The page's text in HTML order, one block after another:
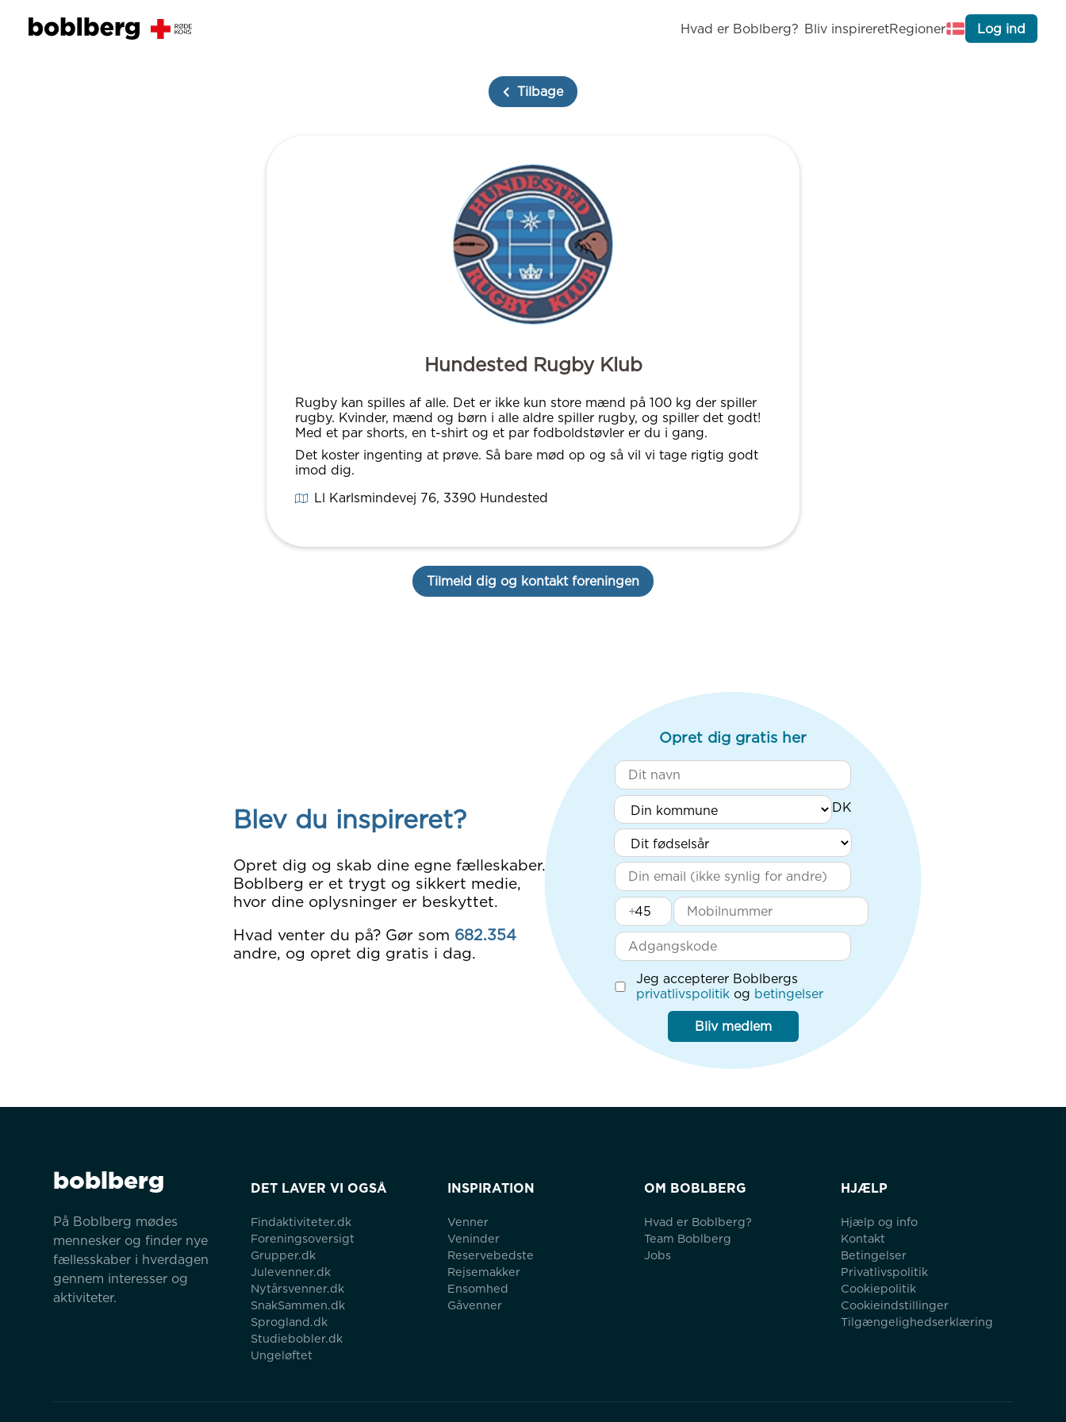
Hvad er Boblberg? Bliv inspireretRegioner Log ind
Tilbage
Hundested Rugby Klub
Rugby kan spilles af alle. Det er ikke kun store mænd på 100 kg der spiller
rugby. Kvinder, mænd og børn i alle aldre spiller rugby, og spiller det godt!
Med et par shorts, en t-shirt og et par fodboldstøvler er du i gang.
Det koster ingenting at prøve. Så bare mød op og så vil vi tage rigtig godt
imod dig.
Ll Karlsmindevej 76, 3390Hundested
Tilmeld dig og kontakt foreningen
Blev du inspireret?
Opret dig og skab dine egne fælleskaber.
Boblberg er et trygt og sikkert medie,
hvor dine oplysninger er beskyttet.
Hvad venter du på? Gør som 682.354
andre, og opret dig gratis i dag.
Opret dig gratis her
+
Jeg accepterer Boblbergs
privatlivspolitik og betingelser
Bliv medlem
boblberg
På Boblberg mødes
mennesker og finder nye
fællesskaber i hverdagen
gennem interesser og
aktiviteter.
DET LAVER VI OGSÅ
Findaktiviteter.dk
Foreningsoversigt
Grupper.dk
Julevenner.dk
Nytårsvenner.dk
SnakSammen.dk
Sprogland.dk
Studiebobler.dk
Ungeløftet
INSPIRATION
Venner
Veninder
Reservebedste
Rejsemakker
Ensomhed
Gåvenner
OM BOBLBERG
Hvad er Boblberg?
Team Boblberg
Jobs
HJÆLP
Hjælp og info
Kontakt
Betingelser
Privatlivspolitik
Cookiepolitik
Cookieindstillinger
Tilgængelighedserklæring